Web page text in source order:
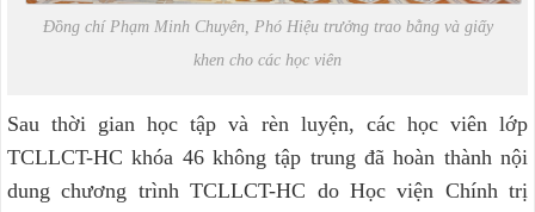
Đồng chí Phạm Minh Chuyên, Phó Hiệu trưởng trao bằng và giấy
khen cho các học viên
Sau thời gian học tập và rèn luyện, các học viên lớp
TCLLCT-HC khóa 46 không tập trung đã hoàn thành nội
dung chương trình TCLLCT-HC do Học viện Chính trị